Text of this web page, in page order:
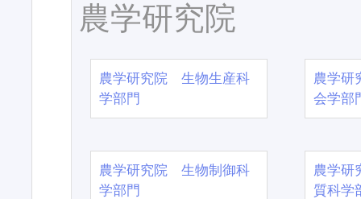
農学研究院
農学研究院 生物生産科
学部門
農学
会学部
農学研究院 生物制御科
学部門
農学
質科学